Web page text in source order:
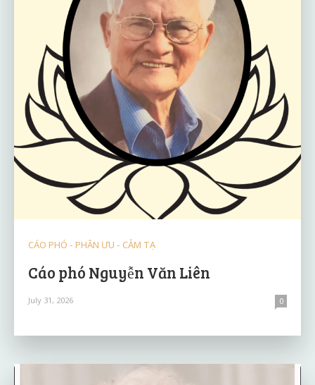
CÁO PHÓ - PHÂN ƯU - CẢM TẠ
Cáo phó Nguyễn Văn Liên
July 31, 2026 0